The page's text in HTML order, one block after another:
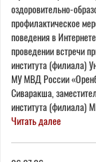
оздоровительно-
профилактическое
поведения в
проведении встречи
института (филиала)
МУ МВД России
Сиваракша,
института (филиала)
Читать далее